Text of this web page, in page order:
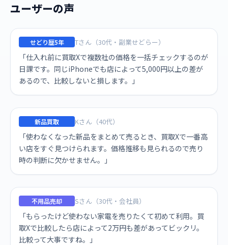
ユーザーの声
せどり歴5年 Tさん（30代・副業せどらー）
「仕入れ前に買取Xで複数社の価格を一括チェックするのが
日課です。同じiPhoneでも店によって5,000円以上の差が
あるので、比較しないと損します。」
新品買取 Kさん（40代）
「使わなくなった新品をまとめて売るとき、買取Xで一番高
い店をすぐ見つけられます。価格推移も見られるので売り
時の判断に欠かせません。」
不用品売却 Sさん（30代・会社員）
「もらったけど使わない家電を売りたくて初めて利用。買
取Xで比較したら店によって2万円も差があってビックリ。
比較って大事ですね。」